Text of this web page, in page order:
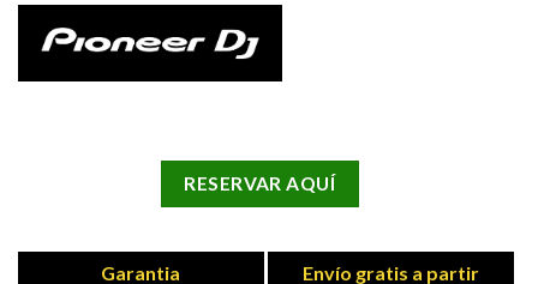
RESERVAR AQUÍ
Garantia
Envío gratis a partir